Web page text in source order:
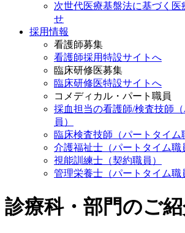
次世代医療基盤法に基づく医
せ
採用情報
看護師募集
看護師採用特設サイトへ
臨床研修医募集
臨床研修医特設サイトへ
コメディカル・パート職員
採血担当の看護師/検査技師
員）
臨床検査技師（パートタイム
介護福祉士（パートタイム職
視能訓練士（契約職員）
管理栄養士（パートタイム職
診療科・部門のご